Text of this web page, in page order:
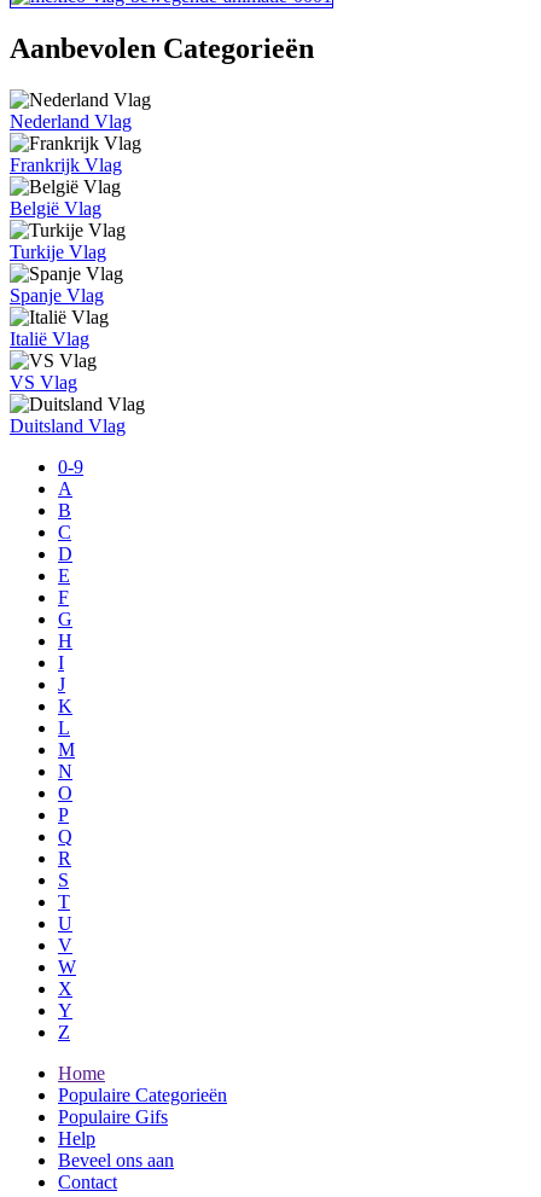
Aanbevolen Categorieën
Nederland Vlag
Frankrijk Vlag
België Vlag
Turkije Vlag
Spanje Vlag
Italië Vlag
VS Vlag
Duitsland Vlag
0-9
A
B
C
D
E
F
G
H
I
J
K
L
M
N
O
P
Q
R
S
T
U
V
W
X
Y
Z
Home
Populaire Categorieën
Populaire Gifs
Help
Beveel ons aan
Contact